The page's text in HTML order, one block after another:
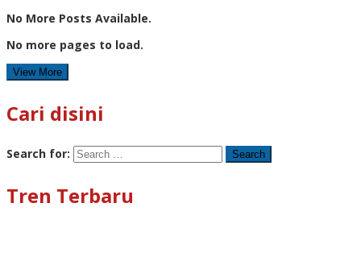
No More Posts Available.
No more pages to load.
View More
Cari disini
Search for:
Tren Terbaru